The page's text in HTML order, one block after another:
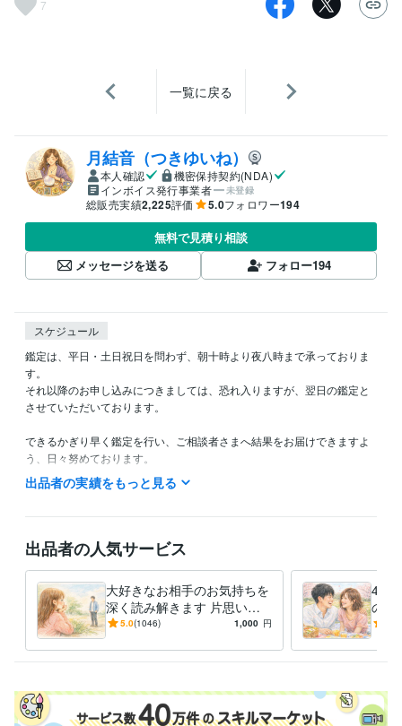
7
一覧に戻る
月結音（つきゆいね）
本人確認
機密保持契約(NDA)
インボイス発行事業者
未登録
総販売実績2,225評価 5.0フォロワー194
無料で見積り相談
メッセージを送る
フォロー194
スケジュール
鑑定は、平日・土日祝日を問わず、朝十時より夜八時まで承っておりま
す。
それ以降のお申し込みにつきましては、恐れ入りますが、翌日の鑑定と
させていただいております。
できるかぎり早く鑑定を行い、ご相談者さまへ結果をお届けできますよ
う、日々努めております。
なお、どうしてもお急ぎのご事情がございます場合には、遠慮なくご相
談くださいませ。できる限り柔軟に対応させていただきます。
得意分野
経営 お金 恋愛 人生 仕事
語学力
英語 ビジネスレベル
出品者の実績をもっと見る
出品者の人気サービス
大好きなお相手のお気持ちを
深く読み解きます 片思い・
復縁・遠距離・夫婦・国際カ
5.0(1046) 1,000 円
4つ
のす
愛運
しま